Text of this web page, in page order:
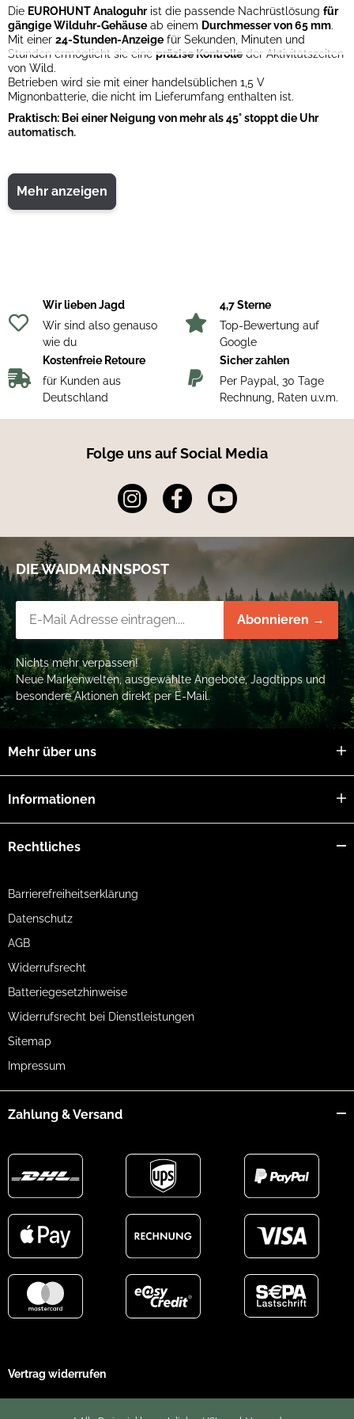
Die EUROHUNT Analoguhrist die passende Nachrüstlösung für
gängige Wilduhr-Gehäuse ab einem Durchmesser von 65 mm.
Mit einer 24-Stunden-Anzeige für Sekunden, Minuten und
Stunden ermöglicht sie eine präzise Kontrolle der Aktivitätszeiten
von Wild.
Betrieben wird sie mit einer handelsüblichen 1,5 V
Mignonbatterie, die nicht im Lieferumfang enthalten ist.
Praktisch: Bei einer Neigung von mehr als 45° stoppt die Uhr
automatisch.
Passend für gängige Wilduhr-Gehäuse ab Ø 65 mm
24-Stunden-Anzeige mit Sekunden, Minuten und Stunden
Betrieb mit 1,5 V Mignonbatterie (nicht enthalten)
Mehr anzeigen
Wir lieben Jagd
Wir sind also genauso
wie du
4,7 Sterne
Top-Bewertung auf
Google
Kostenfreie Retoure
für Kunden aus
Deutschland
Sicher zahlen
Per Paypal, 30 Tage
Rechnung, Raten u.v.m.
Folge uns auf Social Media
DIE WAIDMANNSPOST
Abonnieren →
Nichts mehr verpassen!
Neue Markenwelten, ausgewählte Angebote, Jagdtipps und
besondere Aktionen direkt per E-Mail.
Mehr über uns
Informationen
Rechtliches
Barrierefreiheitserklärung
Datenschutz
AGB
Widerrufsrecht
Batteriegesetzhinweise
Widerrufsrecht bei Dienstleistungen
Sitemap
Impressum
Zahlung & Versand
Vertrag widerrufen